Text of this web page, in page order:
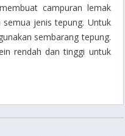
campuran lemak
semua jenis tepung. Untuk
sembarang tepung.
rendah dan tinggi untuk